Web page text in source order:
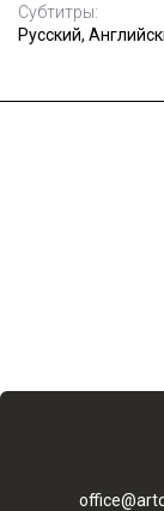
Субтитры:
Русский,